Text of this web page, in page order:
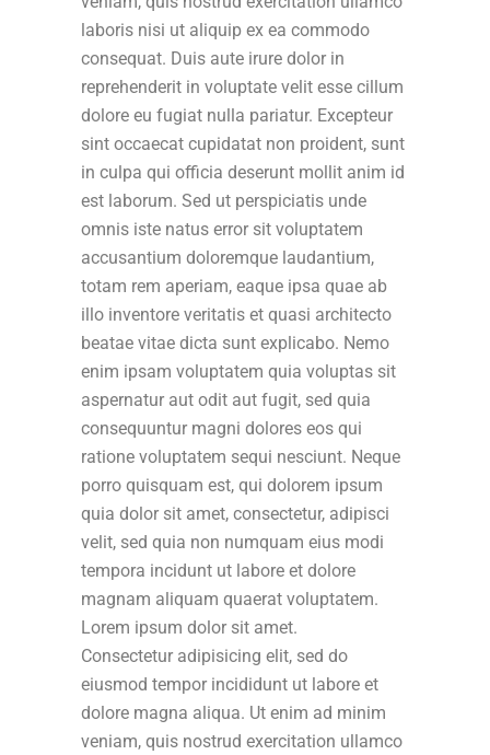
laboris nisi ut aliquip ex ea commodo
consequat. Duis aute irure dolor in
reprehenderit in voluptate velit esse cillum
dolore eu fugiat nulla pariatur. Excepteur
sint occaecat cupidatat non proident, sunt
in culpa qui officia deserunt mollit anim id
est laborum. Sed ut perspiciatis unde
omnis iste natus error sit voluptatem
accusantium doloremque laudantium,
totam rem aperiam, eaque ipsa quae ab
illo inventore veritatis et quasi architecto
beatae vitae dicta sunt explicabo. Nemo
enim ipsam voluptatem quia voluptas sit
aspernatur aut odit aut fugit, sed quia
consequuntur magni dolores eos qui
ratione voluptatem sequi nesciunt. Neque
porro quisquam est, qui dolorem ipsum
quia dolor sit amet, consectetur, adipisci
velit, sed quia non numquam eius modi
tempora incidunt ut labore et dolore
magnam aliquam quaerat voluptatem.
Lorem ipsum dolor sit amet.
Consectetur adipisicing elit, sed do
eiusmod tempor incididunt ut labore et
dolore magna aliqua. Ut enim ad minim
veniam, quis nostrud exercitation ullamco